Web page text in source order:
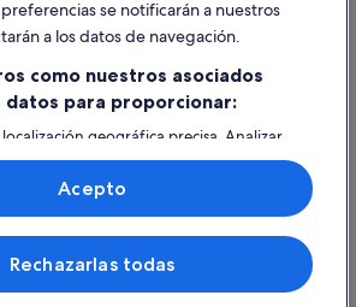
hotel o de un alquiler vacacional
internacionales
empresa de Expedia Group. Todos los
y el logotipo de Expedia son marcas
comerciales registradas de Expedia, Inc.
se notificarán a nuestros
a los datos de navegación.
como nuestros asociados
datos para proporcionar:
geográfica precisa. Analizar
del dispositivo para su
la información en un dispositivo
Publicidad y contenido personalizados,
y contenido, investigación de
de servicios.
(proveedores)
Rechazarlas todas
Acepto